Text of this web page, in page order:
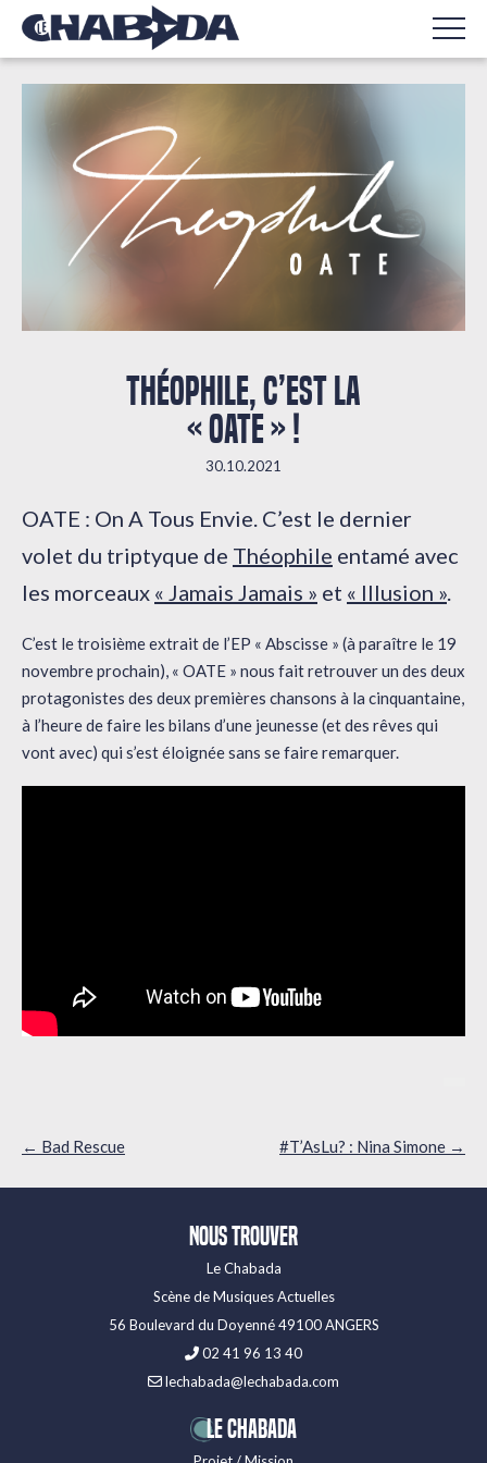
THÉOPHILE, C’EST LA
« OATE » !
30.10.2021
OATE : On A Tous Envie. C’est le dernier
volet du triptyque de Théophile entamé avec
les morceaux « Jamais Jamais » et « Illusion ».
C’est le troisième extrait de l’EP « Abscisse » (à paraître le 19
novembre prochain), « OATE » nous fait retrouver un des deux
protagonistes des deux premières chansons à la cinquantaine,
à l’heure de faire les bilans d’une jeunesse (et des rêves qui
vont avec) qui s’est éloignée sans se faire remarquer.
Navigation
articles
← Bad Rescue #T’AsLu? : Nina Simone →
Nous trouver
Le Chabada
Scène de Musiques Actuelles
56 Boulevard du Doyenné 49100 ANGERS
02 41 96 13 40
lechabada@lechabada.com
LE CHABADA